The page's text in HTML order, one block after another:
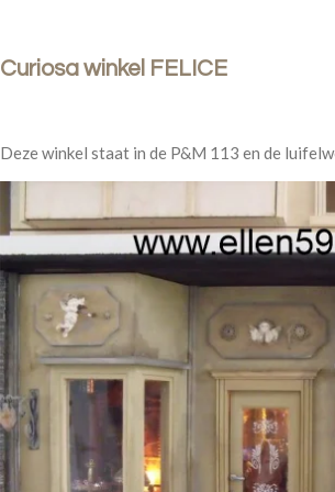
Curiosa winkel FELICE
Deze winkel staat in de P&M 113 en de